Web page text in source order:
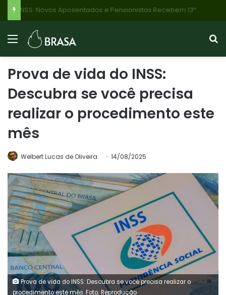
Prova de vida do INSS:
Descubra se você precisa
realizar o procedimento este
mês
Welbert Lucas de Oliveira 14/08/2025
Prova de vida do INSS: Descubra se você precisa realizar o
procedimento este mês. Foto; Reprodução